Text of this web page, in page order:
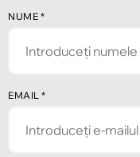
NUME *
EMAIL *